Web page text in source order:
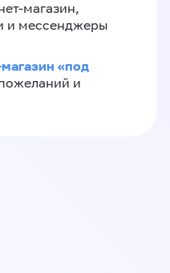
магазин,
и мессенджеры
«‎под
и